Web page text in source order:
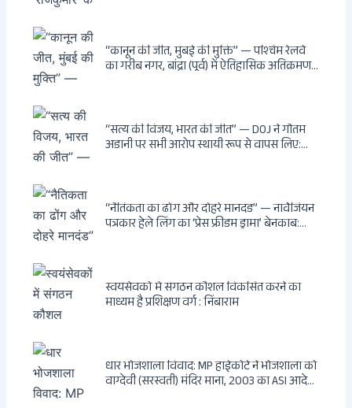
वंशवाद के भ्रष्टाचार की सम्पूर्ण कहानी
“कानून की जीत, मुंबई की मुक्ति” — पश्चिम रेलवे
का गरीब नगर, बांद्रा (पूर्व) में ऐतिहासिक अतिक्रमण-
“सत्य की विजय, भारत की जीत” — DOJ ने गौतम
अडानी पर सभी आरोप स्थायी रूप से वापस लिए:
“नैतिकता का ढोंग और दोहरे मानदंड” — नार्वेजियन
पत्रकार हेले लिंग का ‘प्रेस फ्रीडम ड्रामा’ बेनकाब:
स्वयंसेवकों में संगठन कौशल विकसित करने का
माध्यम है प्रशिक्षण वर्ग : निंबाराम
धार भोजशाला विवाद: MP हाईकोर्ट ने भोजशाला को
वाग्देवी (सरस्वती) मंदिर माना, 2003 का ASI आदेश